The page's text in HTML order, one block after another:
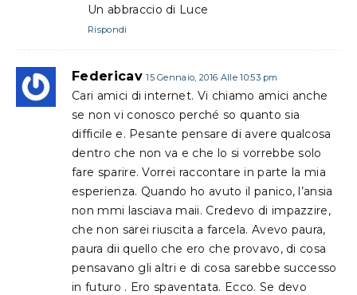
Un abbraccio di Luce
Rispondi
Federicav 15 Gennaio, 2016 Alle 10:53 pm
Cari amici di internet. Vi chiamo amici anche
se non vi conosco perché so quanto sia
difficile e. Pesante pensare di avere qualcosa
dentro che non va e che lo si vorrebbe solo
fare sparire. Vorrei raccontare in parte la mia
esperienza. Quando ho avuto il panico, l’ansia
non mmi lasciava maii. Credevo di impazzire,
che non sarei riuscita a farcela. Avevo paura,
paura dii quello che ero che provavo, di cosa
pensavano gli altri e di cosa sarebbe successo
in futuro . Ero spaventata. Ecco. Se devo